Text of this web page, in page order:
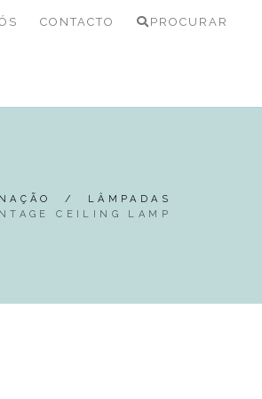
CONTACTO PROCURAR
/ LÂMPADAS
CEILING LAMP